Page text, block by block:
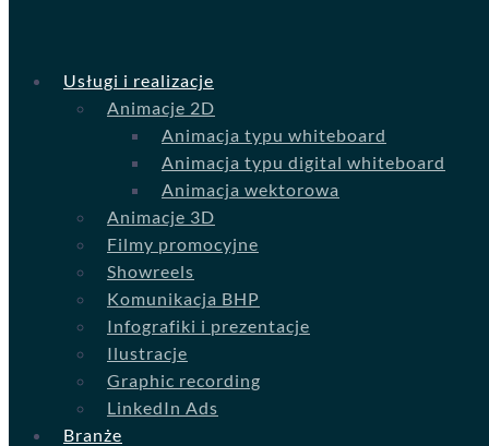
Usługi i realizacje
Animacje 2D
Animacja typu whiteboard
Animacja typu digital whiteboard
Animacja wektorowa
Animacje 3D
Filmy promocyjne
Showreels
Komunikacja BHP
Infografiki i prezentacje
Ilustracje
Graphic recording
LinkedIn Ads
Branże